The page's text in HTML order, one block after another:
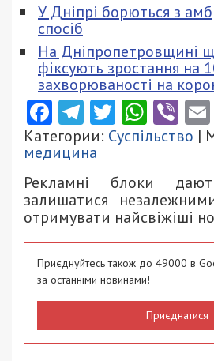
У Дніпрі борються з
спосіб
На Дніпропетровщині
фіксують зростання на
захворюваності на
Facebook
Telegram
Twitter
Категории: Суспільство |
медицина
Рекламні блоки
залишатися
отримувати найсвіжіші
Приєднуйтесь також до 49000 в
за останніми новинами!
Приєднатися